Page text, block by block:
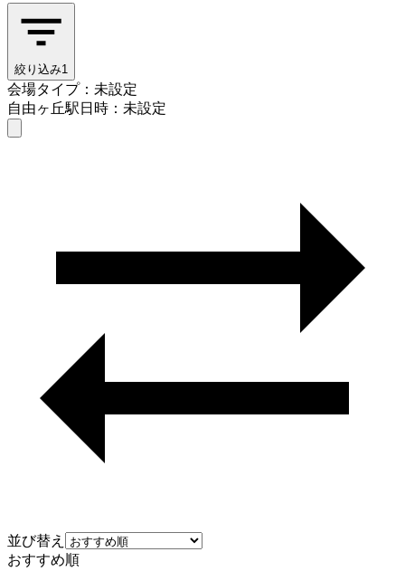
絞り込み1
会場タイプ：未設定
自由ヶ丘駅日時：未設定
並び替え
おすすめ順